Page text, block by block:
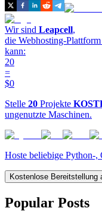
Wir sind Leapcell,
die Webhosting-
kann:
20
=
$0
Stelle 20 Projekte
ungenutzte Maschinen.
Hoste beliebige Python-,
Kostenlose Bereitstellung
Popular Posts